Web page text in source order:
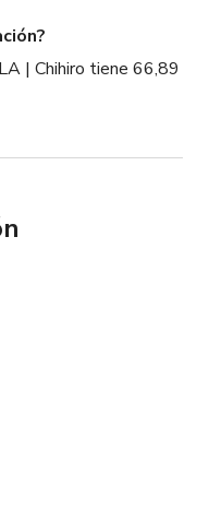
| Chihiro tiene 66,89